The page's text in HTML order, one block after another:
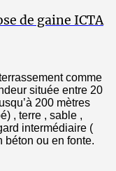
de gaine ICTA
comme
située entre 20
200 mètres
, terre , sable ,
intermédiaire (
béton ou en fonte.